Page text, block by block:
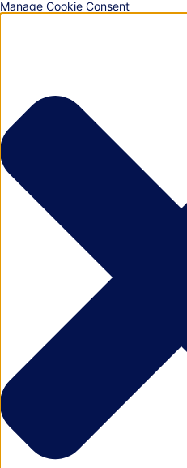
Manage Cookie Consent